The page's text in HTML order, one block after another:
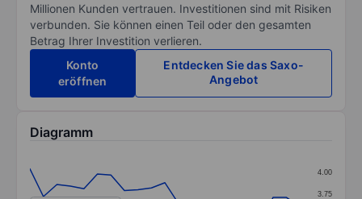
Millionen Kunden vertrauen. Investitionen sind mit Risiken
verbunden. Sie können einen Teil oder den gesamten
Betrag Ihrer Investition verlieren.
Konto
eröffnen
Entdecken Sie das Saxo-
Angebot
Diagramm
Line chart with 22 data points.
3.75
4.00